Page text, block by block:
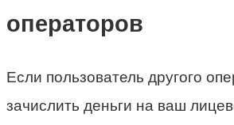
операторов
Если пользователь другого
зачислить деньги на ваш